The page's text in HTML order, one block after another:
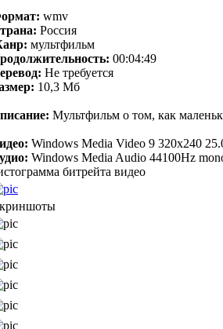
wmv
Россия
мультфильм
00:04:49
Не требуется
10,3 Мб
Мультфильм о том, как
Windows Media Video 9 320x240
Windows Media Audio 44100Hz
битрейта видео